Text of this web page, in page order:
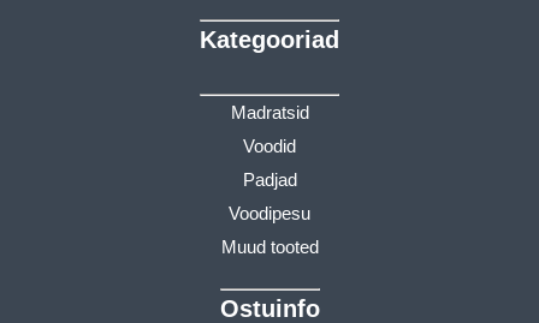
Kategooriad
Madratsid
Voodid
Padjad
Voodipesu
Muud tooted
Ostuinfo